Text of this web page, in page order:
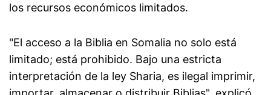
los recursos económicos limitados.
"El acceso a la Biblia en Somalia no solo está
limitado; está prohibido. Bajo una estricta
interpretación de la ley Sharia, es ilegal imprimir,